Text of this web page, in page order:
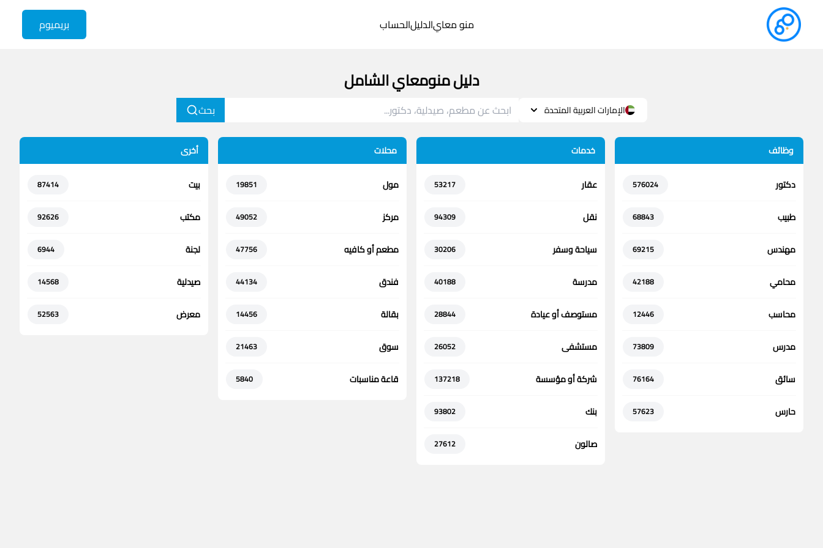
منو معايالدليلالحساب بريميوم
دليل منومعاي الشامل
الإمارات العربية المتحدة بحث
وظائف
دكتور 576024
طبيب 68843
مهندس 69215
محامي 42188
محاسب 12446
مدرس 73809
سائق 76164
حارس 57623
خدمات
عقار 53217
نقل 94309
سياحة وسفر 30206
مدرسة 40188
مستوصف أو عيادة 28844
مستشفى 26052
شركة أو مؤسسة 137218
بنك 93802
صالون 27612
محلات
مول 19851
مركز 49052
مطعم أو كافيه 47756
فندق 44134
بقالة 14456
سوق 21463
قاعة مناسبات 5840
أخرى
بيت 87414
مكتب 92626
لجنة 6944
صيدلية 14568
معرض 52563